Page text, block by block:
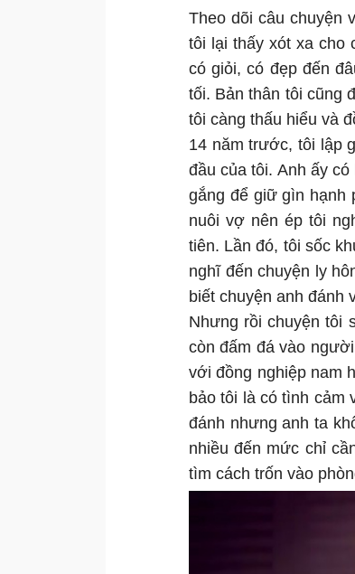
Theo dõi câu chuyện
tôi lại thấy xót xa cho
có giỏi, có đẹp đến
tối. Bản thân tôi cũng
tôi càng thấu hiểu và
14 năm trước, tôi lập
đầu của tôi. Anh ấy
gắng để giữ gìn hạnh
nuôi vợ nên ép tôi
tiên. Lần đó, tôi sốc
nghĩ đến chuyện ly
biết chuyện anh đánh
Nhưng rồi chuyện tôi
còn đấm đá vào
với đồng nghiệp nam
bảo tôi là có tình cảm
đánh nhưng anh ta
nhiều đến mức chỉ
tìm cách trốn vào